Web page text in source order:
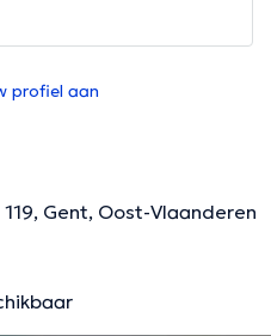
profiel aan
Gent, Oost-Vlaanderen